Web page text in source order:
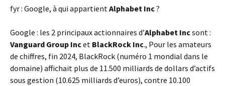
fyr : Google, à qui appartient Alphabet Inc?
Google : les 2 principaux actionnaires d’Alphabet Incsont :
Vanguard Group Incet BlackRock Inc., Pour les amateurs
de chiffres, fin 2024, BlackRock (numéro 1 mondial dans le
domaine) affichait plus de 11.500 milliards de dollars d’actifs
sous gestion (10.625 milliards d’euros), contre 10.100